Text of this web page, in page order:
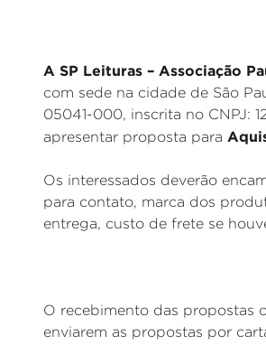
A SP Leituras – Associação
com sede na cidade de São
05041-000, inscrita no CNPJ:
apresentar proposta para
Os interessados deverão
para contato, marca dos
entrega, custo de frete se
O recebimento das propostas
enviarem as propostas por